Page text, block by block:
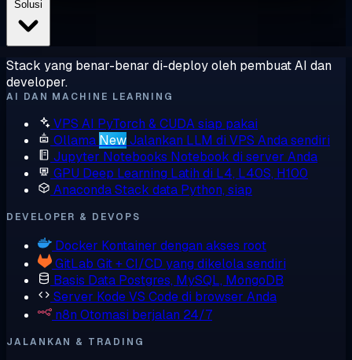
Stack yang benar-benar di-deploy oleh pembuat AI dan
developer.
AI DAN MACHINE LEARNING
VPS AI PyTorch & CUDA siap pakai
Ollama NewJalankan LLM di VPS Anda sendiri
Jupyter Notebooks Notebook di server Anda
GPU Deep Learning Latih di L4, L40S, H100
AnacondaStack data Python, siap
DEVELOPER & DEVOPS
Docker Kontainer dengan akses root
GitLab Git + CI/CD yang dikelola sendiri
Basis Data Postgres, MySQL, MongoDB
Server KodeVS Code di browser Anda
n8n Otomasi berjalan 24/7
JALANKAN & TRADING